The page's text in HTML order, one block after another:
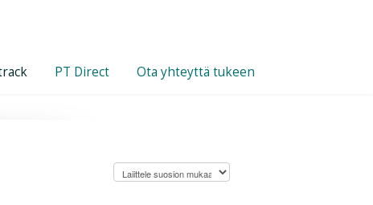
PT Direct Ota yhteyttä tukeen